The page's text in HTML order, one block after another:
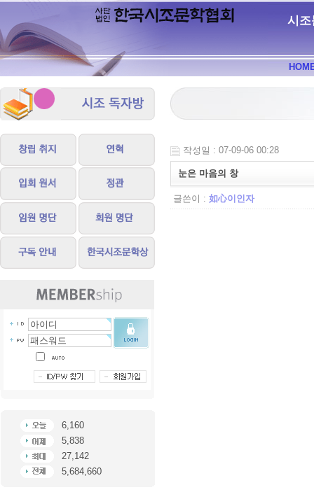
시조
6,160
5,838
27,142
5,684,660
작성일 : 07-09-06 00:28
눈은 마음의 창
글쓴이 : 如心이인자